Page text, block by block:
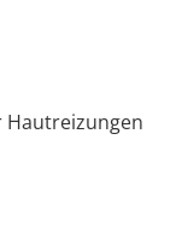
Hautreizungen